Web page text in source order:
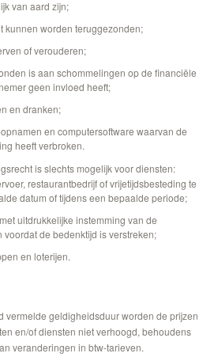
van aard zijn;
kunnen worden teruggezonden;
of verouderen;
is aan schommelingen op de financiële
geen invloed heeft;
en dranken;
en computersoftware waarvan de
heeft verbroken.
is slechts mogelijk voor diensten:
restaurantbedrijf of vrijetijdsbesteding te
datum of tijdens een bepaalde periode;
uitdrukkelijke instemming van de
de bedenktijd is verstreken;
en loterijen.
vermelde geldigheidsduur worden de prijzen
en/of diensten niet verhoogd, behoudens
veranderingen in btw-tarieven.